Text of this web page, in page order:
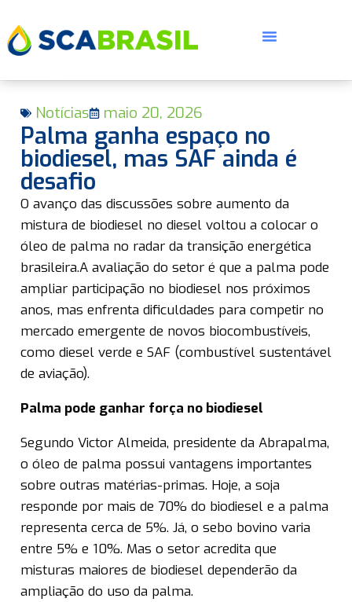
Notícias maio 20, 2026
Palma ganha espaço no
biodiesel, mas SAF ainda é
desafio
O avanço das discussões sobre aumento da
mistura de biodiesel no diesel voltou a colocar o
óleo de palma no radar da transição energética
brasileira.A avaliação do setor é que a palma pode
ampliar participação no biodiesel nos próximos
anos, mas enfrenta dificuldades para competir no
mercado emergente de novos biocombustíveis,
como diesel verde e SAF (combustível sustentável
de aviação).
Palma pode ganhar força no biodiesel
Segundo Victor Almeida, presidente da Abrapalma,
o óleo de palma possui vantagens importantes
sobre outras matérias-primas. Hoje, a soja
responde por mais de 70% do biodiesel e a palma
representa cerca de 5%. Já, o sebo bovino varia
entre 5% e 10%. Mas o setor acredita que
misturas maiores de biodiesel dependerão da
ampliação do uso da palma.